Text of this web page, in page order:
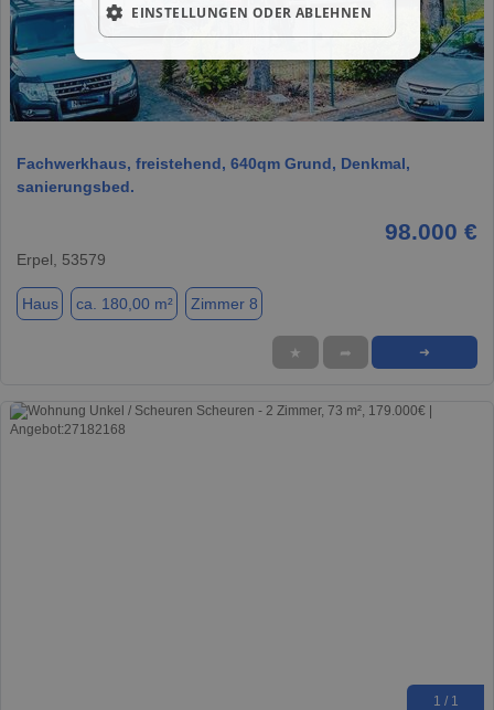
1 / 8
Fachwerkhaus, freistehend, 640qm Grund, Denkmal,
sanierungsbed.
98.000 €
Erpel, 53579
Haus ca. 180,00 m² Zimmer 8
★ ➦ ➜
1 / 1
EINSTELLUNGEN ODER ABLEHNEN